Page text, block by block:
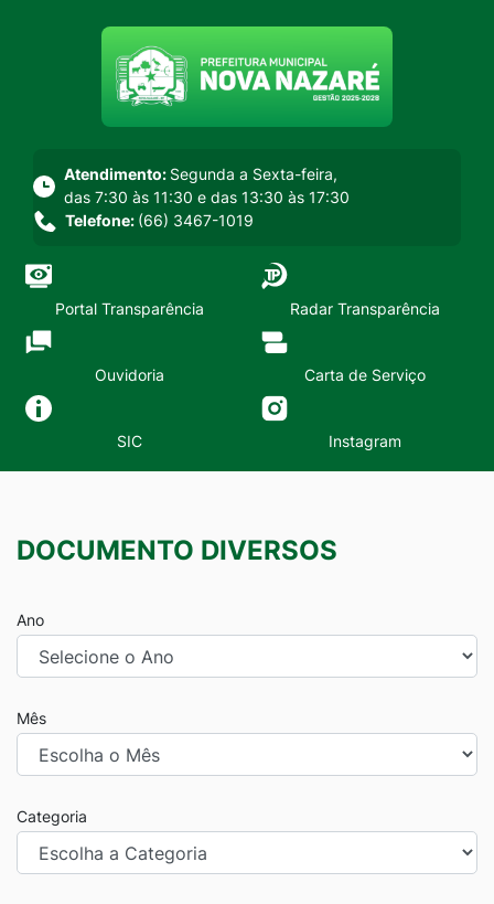
Seção do menu principal
Atendimento: Segunda a Sexta-feira,
das 7:30 às 11:30 e das 13:30 às 17:30
Telefone: (66) 3467-1019
Portal Transparência Radar Transparência
Ouvidoria Carta de Serviço
SIC Instagram
DOCUMENTO DIVERSOS
Ano
Mês
Categoria